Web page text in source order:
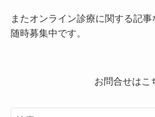
またオンライン診療に関する記
随時募集中です。
お問合せはこ